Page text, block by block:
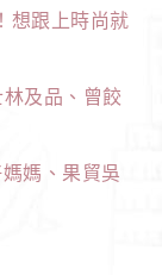
想跟上時尚就
及品、曾餃
媽、果貿吳